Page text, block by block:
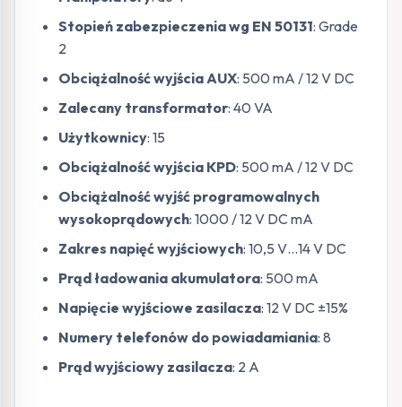
Stopień zabezpieczenia wg EN 50131: Grade
2
Obciążalność wyjścia AUX: 500 mA / 12 V DC
Zalecany transformator: 40 VA
Użytkownicy: 15
Obciążalność wyjścia KPD: 500 mA / 12 V DC
Obciążalność wyjść programowalnych
wysokoprądowych: 1000 / 12 V DC mA
Zakres napięć wyjściowych: 10,5 V…14 V DC
Prąd ładowania akumulatora: 500 mA
Napięcie wyjściowe zasilacza: 12 V DC ±15%
Numery telefonów do powiadamiania: 8
Prąd wyjściowy zasilacza: 2 A